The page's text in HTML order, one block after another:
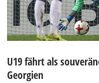
U19 fährt als
Georgien